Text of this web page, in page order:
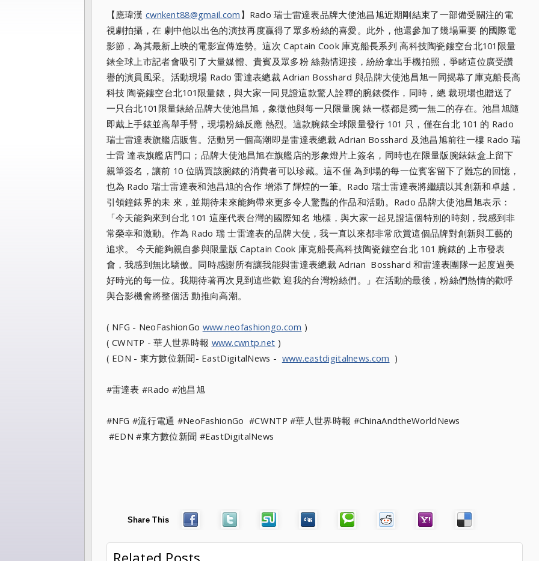
【應瑋漢 cwnkent88@gmail.com 】Rado 瑞士雷達表品牌大使池昌旭近期剛結束了一部備受關注的電
視劇拍攝 ，在 劇中他以出色的演技再度贏得了眾多粉絲的喜愛。此外， 他還參加了幾場重要 的國際電
影節，為其最新上映的電影宣傳造勢。這次 Captain Cook 庫克船長系列 高科技陶瓷鏤空台北101限量
錶全球上市記者會吸引了大量媒體、貴賓及眾多粉 絲熱情迎接，紛紛拿出手機拍照，爭睹這位廣受讚
譽的演員風采。 活動現場 Rado 雷達表總裁 Adrian Bosshard 與品牌大使池昌旭一同揭幕了庫克船長高
科技 陶瓷鏤空台北101限量錶，與大家一同見證這款驚人詮釋的腕錶傑作，同時，總 裁現場也贈送了
一只台北101限量錶給品牌大使池昌旭，象徵他與每一只限量腕 錶一樣都是獨一無二的存在。池昌旭隨
即戴上手錶並高舉手臂， 現場粉絲反應 熱烈。這款腕錶全球限量發行 101 只，僅在台北 101 的 Rado
瑞士雷達表旗艦店販售。活動另一個高潮即是雷達表總裁 Adrian Bosshard 及池昌旭前往一樓 Rado 瑞
士雷 達表旗艦店門口；品牌大使池昌旭在旗艦店的形象燈片上簽名， 同時也在限量版腕錶錶盒上留下
親筆簽名，讓前 10 位購買該腕錶的消費者可以珍藏。這不僅 為到場的每一位賓客留下了難忘的回憶，
也為 Rado 瑞士雷達表和池昌旭的合作 增添了輝煌的一筆。Rado 瑞士雷達表將繼續以其創新和卓越，
引領鐘錶界的未 來，並期待未來能夠帶來更多令人驚豔的作品和活動。Rado 品牌大使池昌旭表示：
「今天能夠來到台北 101 這座代表台灣的國際知名 地標，與大家一起見證這個特別的時刻，我感到非
常榮幸和激動。 作為 Rado 瑞 士雷達表的品牌大使，我一直以來都非常欣賞這個品牌對創新與工藝的
追求。 今天能夠親自參與限量版 Captain Cook 庫克船長高科技陶瓷鏤空台北 101 腕錶的 上市發表
會，我感到無比驕傲。同時感謝所有讓我能與雷達表總裁 Adrian Bosshard 和雷達表團隊一起度過美
好時光的每一位。我期待著再次見到這些歡 迎我的台灣粉絲們。」在活動的最後，粉絲們熱情的歡呼
與合影機會將整個活 動推向高潮。
( NFG - NeoFashionGo www.neofashiongo.com )
( CWNTP - 華人世界時報 www.cwntp.net )
( EDN - 東方數位新聞- EastDigitalNews - www.eastdigitalnews.com )
#雷達表 #Rado #池昌旭
#NFG #流行電通 #NeoFashionGo #CWNTP #華人世界時報 #ChinaAndtheWorldNews
#EDN #東方數位新聞 #EastDigitalNews
Share This